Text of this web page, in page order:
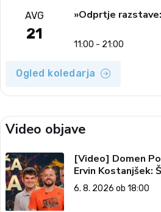
AVG
21
»Odprtje
11:00 - 21:00
Ogled koledarja
Video objave
[Video] Domen
Ervin Kostanjšek:
tema, 6. 8. 2026)
6. 8. 2026 ob 18:00